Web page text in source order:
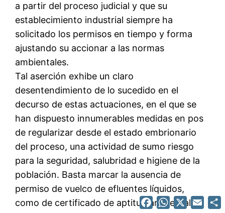
a partir del proceso judicial y que su
establecimiento industrial siempre ha
solicitado los permisos en tiempo y forma
ajustando su accionar a las normas
ambientales.
Tal aserción exhibe un claro
desentendimiento de lo sucedido en el
decurso de estas actuaciones, en el que se
han dispuesto innumerables medidas en pos
de regularizar desde el estado embrionario
del proceso, una actividad de sumo riesgo
para la seguridad, salubridad e higiene de la
población. Basta marcar la ausencia de
permiso de vuelco de efluentes líquidos,
como de certificado de aptitud ambiental
Facebook
WhatsApp
X